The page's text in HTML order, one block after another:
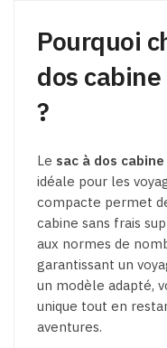
page
du
produit
Pourquoi
dos
?
Le sac à dos
idéale pour les
compacte permet
cabine sans frais
aux normes de
garantissant un
un modèle adapté,
unique tout en
aventures.